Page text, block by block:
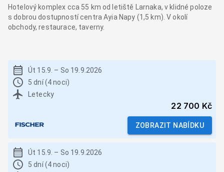
Hotelový komplex cca 55 km od letiště Larnaka, v klidné poloze
s dobrou dostupností centra Ayia Napy (1,5 km). V okolí
obchody, restaurace, taverny.
Út 15.9. – So 19.9.2026
5 dní (4 noci)
Letecky
22 700 Kč
ZOBRAZIT NABÍDKU
Út 15.9. – So 19.9.2026
5 dní (4 noci)